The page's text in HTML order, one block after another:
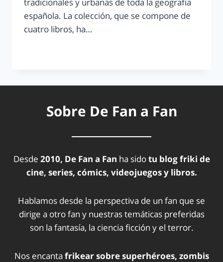
española. La colección, que se compone de
cuatro libros, ha…
Sobre De Fan a Fan
Desde 2010, De Fan a Fan ha sidotu blog friki de
cine, series, cómics, videojuegos y libros.
Hablamos desde la perspectiva de un fan que se
dirige a otro fan y nuestras temáticas preferidas
son la fantasía, la ciencia ficción y el terror.
Nos encanta frikear sobre superhéroes, zombis